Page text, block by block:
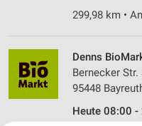
299,98 km •
Denns
Bernecker Str.
95448
Heute 08:00 -